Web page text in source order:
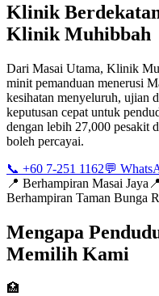
Klinik
Klinik Muhibbah
Dari Masai Utama, Klinik
minit pemanduan menerusi
kesihatan menyeluruh, ujian
keputusan cepat untuk
dengan lebih 27,000 pesakit
boleh percayai.
📞 +60 7-251 1162💬
📍 Berhampiran Masai Jaya 📍
Berhampiran Taman Bunga
Mengapa
Memilih Kami
🏥